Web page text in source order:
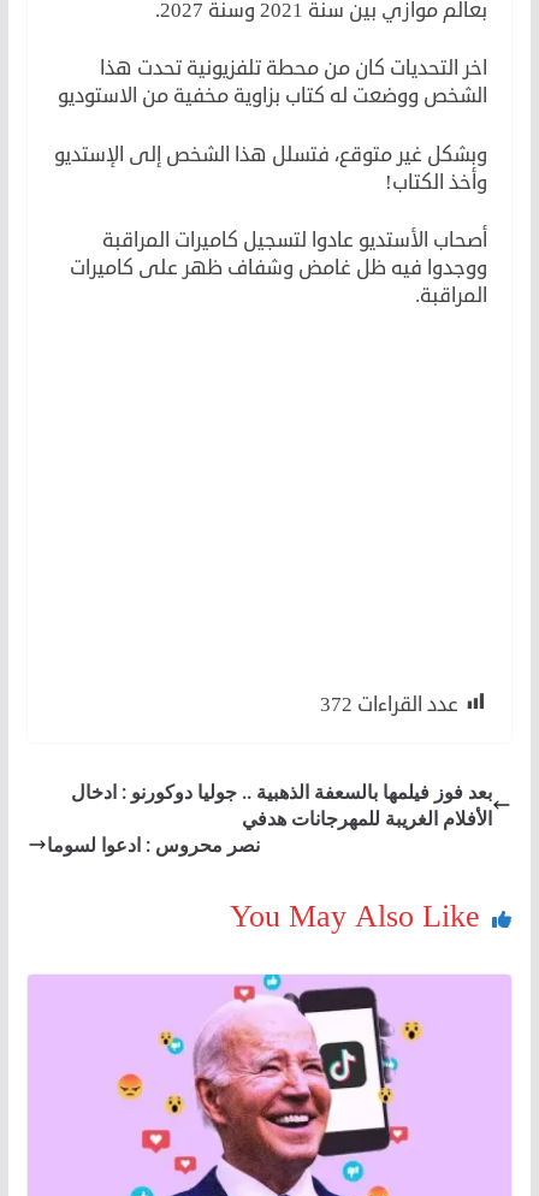
بعالم موازي بين سنة 2021 وسنة 2027.
اخر التحديات كان من محطة تلفزيونية تحدت هذا
الشخص ووضعت له كتاب بزاوية مخفية من الاستوديو
وبشكل غير متوقع، فتسلل هذا الشخص إلى الإستديو
وأخذ الكتاب!
أصحاب الأستديو عادوا لتسجيل كاميرات المراقبة
ووجدوا فيه ظل غامض وشفاف ظهر على كاميرات
المراقبة.
عدد القراءات 372
بعد فوز فيلمها بالسعفة الذهبية .. جوليا دوكورنو : ادخال
الأفلام الغريبة للمهرجانات هدفي
نصر محروس : ادعوا لسوما
You May Also Like